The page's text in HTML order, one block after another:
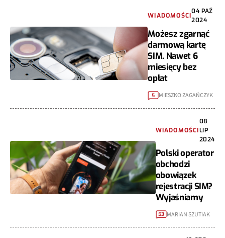
WIADOMOŚCI
04 PAŹ
2024
Możesz zgarnąć
darmową kartę
SIM. Nawet 6
miesięcy bez
opłat
5 MIESZKO ZAGAŃCZYK
WIADOMOŚCI
08
LIP
2024
Polski operator
obchodzi
obowiązek
rejestracji SIM?
Wyjaśniamy
53 MARIAN SZUTIAK